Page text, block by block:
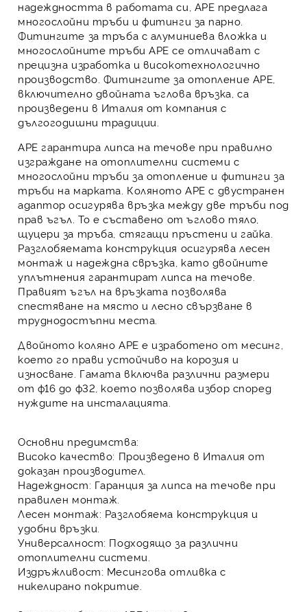
надеждността в работата си, APE предлага
многослойни тръби ифитинги за парно
Фитингите за тръба с алуминиева вложка и
многослойните тръби APE се отличават с
прецизна изработка и високотехнологично
производство Фитингите за отопление APE
включително двойната ъглова връзка , са
произведени в Италия от компания с
дългогодишни традиции.
APE гарантира липса на течове при правилно
изграждане на отоплителни системи с
многослойни тръби за отопление и фитинги за
тръби на марката. Коляното APE с двустранен
адаптор осигурява връзка между две тръби под
прав ъгъл. То е съставено от ъглово тяло,
щуцери за тръба, стягащи пръстени и гайка.
Разглобяемата конструкция осигурява лесен
монтаж и надеждна свръзка, като двойните
уплътнения гарантират липса на течове.
Правият ъгъл на връзката позволява
спестяване на място и лесно свързване в
труднодостъпни места.
Двойното коляно APE е изработено от месинг
което го прави устойчиво на корозия и
износване. Гамата включва различни размери
от ф16 до ф32, което позволява избор според
нуждите на инсталацията.
Основни предимства:
Високо качество: Произведено в Италия от
доказан производител.
Надеждност: Гаранция за липса на течове при
правилен монтаж.
Лесен монтаж: Разглобяема конструкция и
удобни връзки.
Универсалност: Подходящо за различни
отоплителни системи.
Издръжливост: Месингова отливка с
никелирано покритие.